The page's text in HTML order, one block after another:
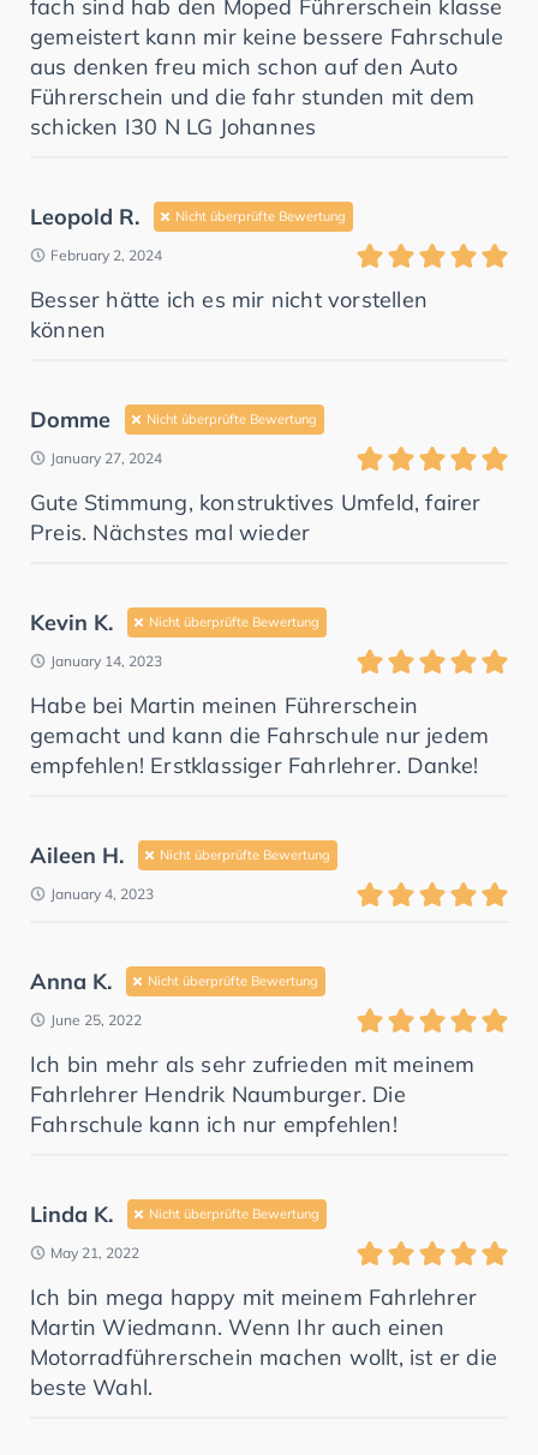
fach sind hab den Moped Führerschein klasse
gemeistert kann mir keine bessere Fahrschule
aus denken freu mich schon auf den Auto
Führerschein und die fahr stunden mit dem
schicken I30 N LG Johannes
Leopold R. Nicht überprüfte Bewertung
February 2, 2024
Besser hätte ich es mir nicht vorstellen
können
Domme Nicht überprüfte Bewertung
January 27, 2024
Gute Stimmung, konstruktives Umfeld, fairer
Preis. Nächstes mal wieder
Kevin K. Nicht überprüfte Bewertung
January 14, 2023
Habe bei Martin meinen Führerschein
gemacht und kann die Fahrschule nur jedem
empfehlen! Erstklassiger Fahrlehrer. Danke!
Aileen H. Nicht überprüfte Bewertung
January 4, 2023
Anna K. Nicht überprüfte Bewertung
June 25, 2022
Ich bin mehr als sehr zufrieden mit meinem
Fahrlehrer Hendrik Naumburger. Die
Fahrschule kann ich nur empfehlen!
Linda K. Nicht überprüfte Bewertung
May 21, 2022
Ich bin mega happy mit meinem Fahrlehrer
Martin Wiedmann. Wenn Ihr auch einen
Motorradführerschein machen wollt, ist er die
beste Wahl.